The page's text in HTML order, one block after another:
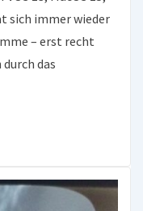
sich immer wieder
– erst recht
das